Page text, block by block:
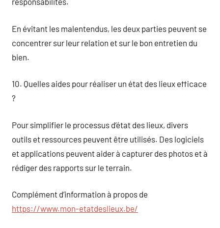
En évitant les malentendus, les deux parties peuvent se
concentrer sur leur relation et sur le bon entretien du
bien.
10. Quelles aides pour réaliser un état des lieux efficace
?
Pour simplifier le processus d’état des lieux, divers
outils et ressources peuvent être utilisés. Des logiciels
et applications peuvent aider à capturer des photos et à
rédiger des rapports sur le terrain.
Complément d’information à propos de
https://www.mon-etatdeslieux.be/